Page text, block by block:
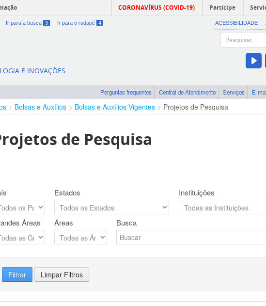
CORONAVÍRUS (COVID-19) Participe
Ir para a busca 3 Ir para o rodapé 4 ACESSIBILIDADE
E INOVAÇÕES
Perguntas frequentes Central de Atendimento Serviços E-
Bolsas e Auxílios Bolsas e Auxílios Vigentes Projetos de Pesquisa
de Pesquisa
Estados Instituições
Áreas Áreas Busca
Filtrar Limpar Filtros